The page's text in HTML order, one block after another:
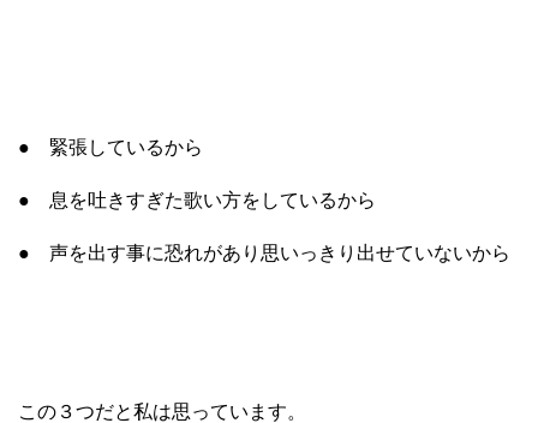
● 緊張しているから
● 息を吐きすぎた歌い方をしているから
● 声を出す事に恐れがあり思いっきり出せていないから
この３つだと私は思っています。